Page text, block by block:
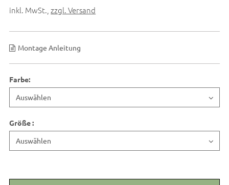
inkl. MwSt. ,zzgl. Versand
Montage Anleitung
Farbe:
Größe: